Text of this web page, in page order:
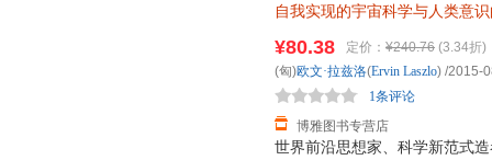
自我实现的宇宙科学与人类意
世界前沿思想家、科学新范式
¥80.38 定价： ¥240.76 (3.34折)
博雅图书专营店
1条评论
(匈)欧文·拉兹洛(Ervin Laszlo) /2015-